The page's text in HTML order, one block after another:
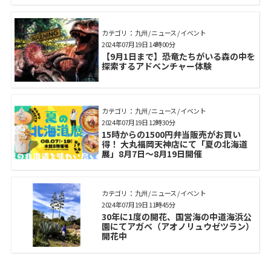
カテゴリ： 九州 / ニュース / イベント
【9月1日まで】恐竜たちがいる森の中を
探索するアドベンチャー体験
2024年07月19日 14時00分
カテゴリ： 九州 / ニュース / イベント
15時からの1500円弁当販売がお買い
得！ 大丸福岡天神店にて「夏の北海道
展」8月7日～8月19日開催
2024年07月19日 12時30分
カテゴリ： 九州 / ニュース / イベント
30年に1度の開花、国営海の中道海浜公
園にてアガベ（アオノリュウゼツラン）
開花中
2024年07月19日 11時45分